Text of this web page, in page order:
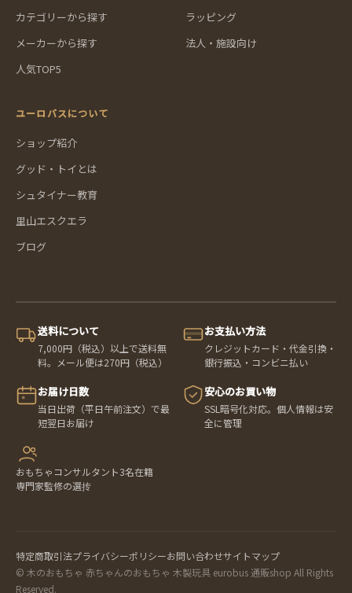
カテゴリーから探す
メーカーから探す
人気TOP5
ラッピング
法人・施設向け
ユーロバスについて
ショップ紹介
グッド・トイとは
シュタイナー教育
里山エスクエラ
ブログ
送料について
7,000円（税込）以上で送料無
料。メール便は270円（税込）
お支払い方法
クレジットカード・代金引換・
銀行振込・コンビニ払い
お届け日数
当日出荷（平日午前注文）で最
短翌日お届け
安心のお買い物
SSL暗号化対応。個人情報は安
全に管理
おもちゃコンサルタント3名在籍
専門家監修の選抟
特定商取引法プライバシーポリシーお問い合わせサイトマップ
© 木のおもちゃ 赤ちゃんのおもちゃ 木製玩具 eurobus 通販shop All Rights
Reserved.